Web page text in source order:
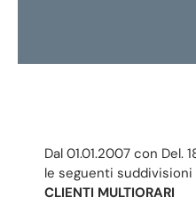
Dal 01.01.2007 con Del.
le seguenti
CLIENTI MULTIORARI